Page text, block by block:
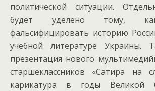
политической ситуации.
будет уделено тому,
фальсифицировать историю
учебной литературе Украины.
презентация нового
старшеклассников «Сатира на
карикатура в годы Великой